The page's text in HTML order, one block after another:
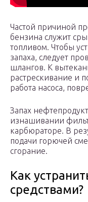
Частой причиной
бензина служит
топливом. Чтобы
запаха, следует
шлангов. К
растрескивание и
работа насоса,
Запах
изнашивании
карбюраторе. В
подачи горючей
сгорание.
Как
средствами?